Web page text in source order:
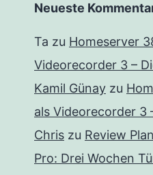
Neueste
Ta zu Homeserver
Videorecorder 3 –
Kamil Günay zu
als Videorecorder 3
Chris zu Review
Pro: Drei Wochen